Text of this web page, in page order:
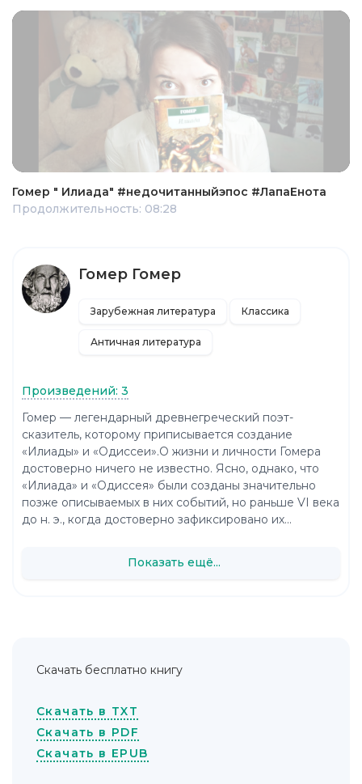
Гомер " Илиада" #недочитанныйэпос #ЛапаЕнота
Продолжительность: 08:28
Гомер Гомер
Зарубежная литература Классика
Античная литература
Произведений: 3
Гомер — легендарный древнегреческий поэт-
сказитель, которому приписывается создание
«Илиады» и «Одиссеи».О жизни и личности Гомера
достоверно ничего не известно. Ясно, однако, что
«Илиада» и «Одиссея» были созданы значительно
позже описываемых в них событий, но раньше VI века
до н. э., когда достоверно зафиксировано их...
Показать ещё...
Скачать бесплатно книгу
Скачать в TXT
Скачать в PDF
Скачать в EPUB